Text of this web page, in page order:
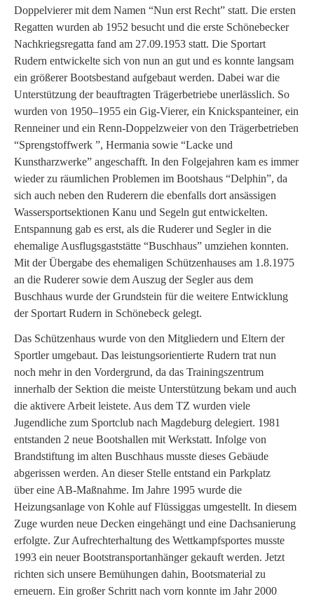
Doppelvierer mit dem Namen “Nun erst Recht” statt. Die ersten
Regatten wurden ab 1952 besucht und die erste Schönebecker
Nachkriegsregatta fand am 27.09.1953 statt. Die Sportart
Rudern entwickelte sich von nun an gut und es konnte langsam
ein größerer Bootsbestand aufgebaut werden. Dabei war die
Unterstützung der beauftragten Trägerbetriebe unerlässlich. So
wurden von 1950–1955 ein Gig-Vierer, ein Knickspanteiner, ein
Renneiner und ein Renn-Doppelzweier von den Trägerbetrieben
“Sprengstoffwerk ”, Hermania sowie “Lacke und
Kunstharzwerke” angeschafft. In den Folgejahren kam es immer
wieder zu räumlichen Problemen im Bootshaus “Delphin”, da
sich auch neben den Ruderern die ebenfalls dort ansässigen
Wassersportsektionen Kanu und Segeln gut entwickelten.
Entspannung gab es erst, als die Ruderer und Segler in die
ehemalige Ausflugsgaststätte “Buschhaus” umziehen konnten.
Mit der Übergabe des ehemaligen Schützenhauses am 1.8.1975
an die Ruderer sowie dem Auszug der Segler aus dem
Buschhaus wurde der Grundstein für die weitere Entwicklung
der Sportart Rudern in Schönebeck gelegt.
Das Schützenhaus wurde von den Mitgliedern und Eltern der
Sportler umgebaut. Das leistungsorientierte Rudern trat nun
noch mehr in den Vordergrund, da das Trainingszentrum
innerhalb der Sektion die meiste Unterstützung bekam und auch
die aktivere Arbeit leistete. Aus dem TZ wurden viele
Jugendliche zum Sportclub nach Magdeburg delegiert. 1981
entstanden 2 neue Bootshallen mit Werkstatt. Infolge von
Brandstiftung im alten Buschhaus musste dieses Gebäude
abgerissen werden. An dieser Stelle entstand ein Parkplatz
über eine AB-Maßnahme. Im Jahre 1995 wurde die
Heizungsanlage von Kohle auf Flüssiggas umgestellt. In diesem
Zuge wurden neue Decken eingehängt und eine Dachsanierung
erfolgte. Zur Aufrechterhaltung des Wettkampfsportes musste
1993 ein neuer Bootstransportanhänger gekauft werden. Jetzt
richten sich unsere Bemühungen dahin, Bootsmaterial zu
erneuern. Ein großer Schritt nach vorn konnte im Jahr 2000